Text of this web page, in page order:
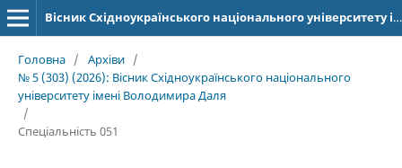
Вісник Східноукраїнського національного університету імені Володимира Даля
Головна / Архіви /
№ 5 (303) (2026): Вісник Східноукраїнського національного
університету імені Володимира Даля
/
Спеціальність 051